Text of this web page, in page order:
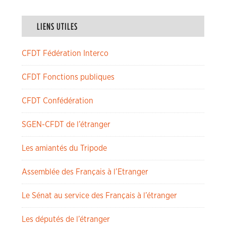
LIENS UTILES
CFDT Fédération Interco
CFDT Fonctions publiques
CFDT Confédération
SGEN-CFDT de l’étranger
Les amiantés du Tripode
Assemblée des Français à l’Etranger
Le Sénat au service des Français à l’étranger
Les députés de l’étranger